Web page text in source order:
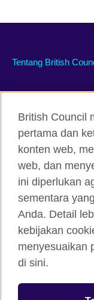
Tentang British
Facebook
Twitter
British Council global
Kerahasiaan dan
Cookie
Peta situs
British Council
pertama dan
konten web,
web, dan
ini diperlukan
sementara
Anda. Detail
kebijakan
menyesuaikan
di sini.